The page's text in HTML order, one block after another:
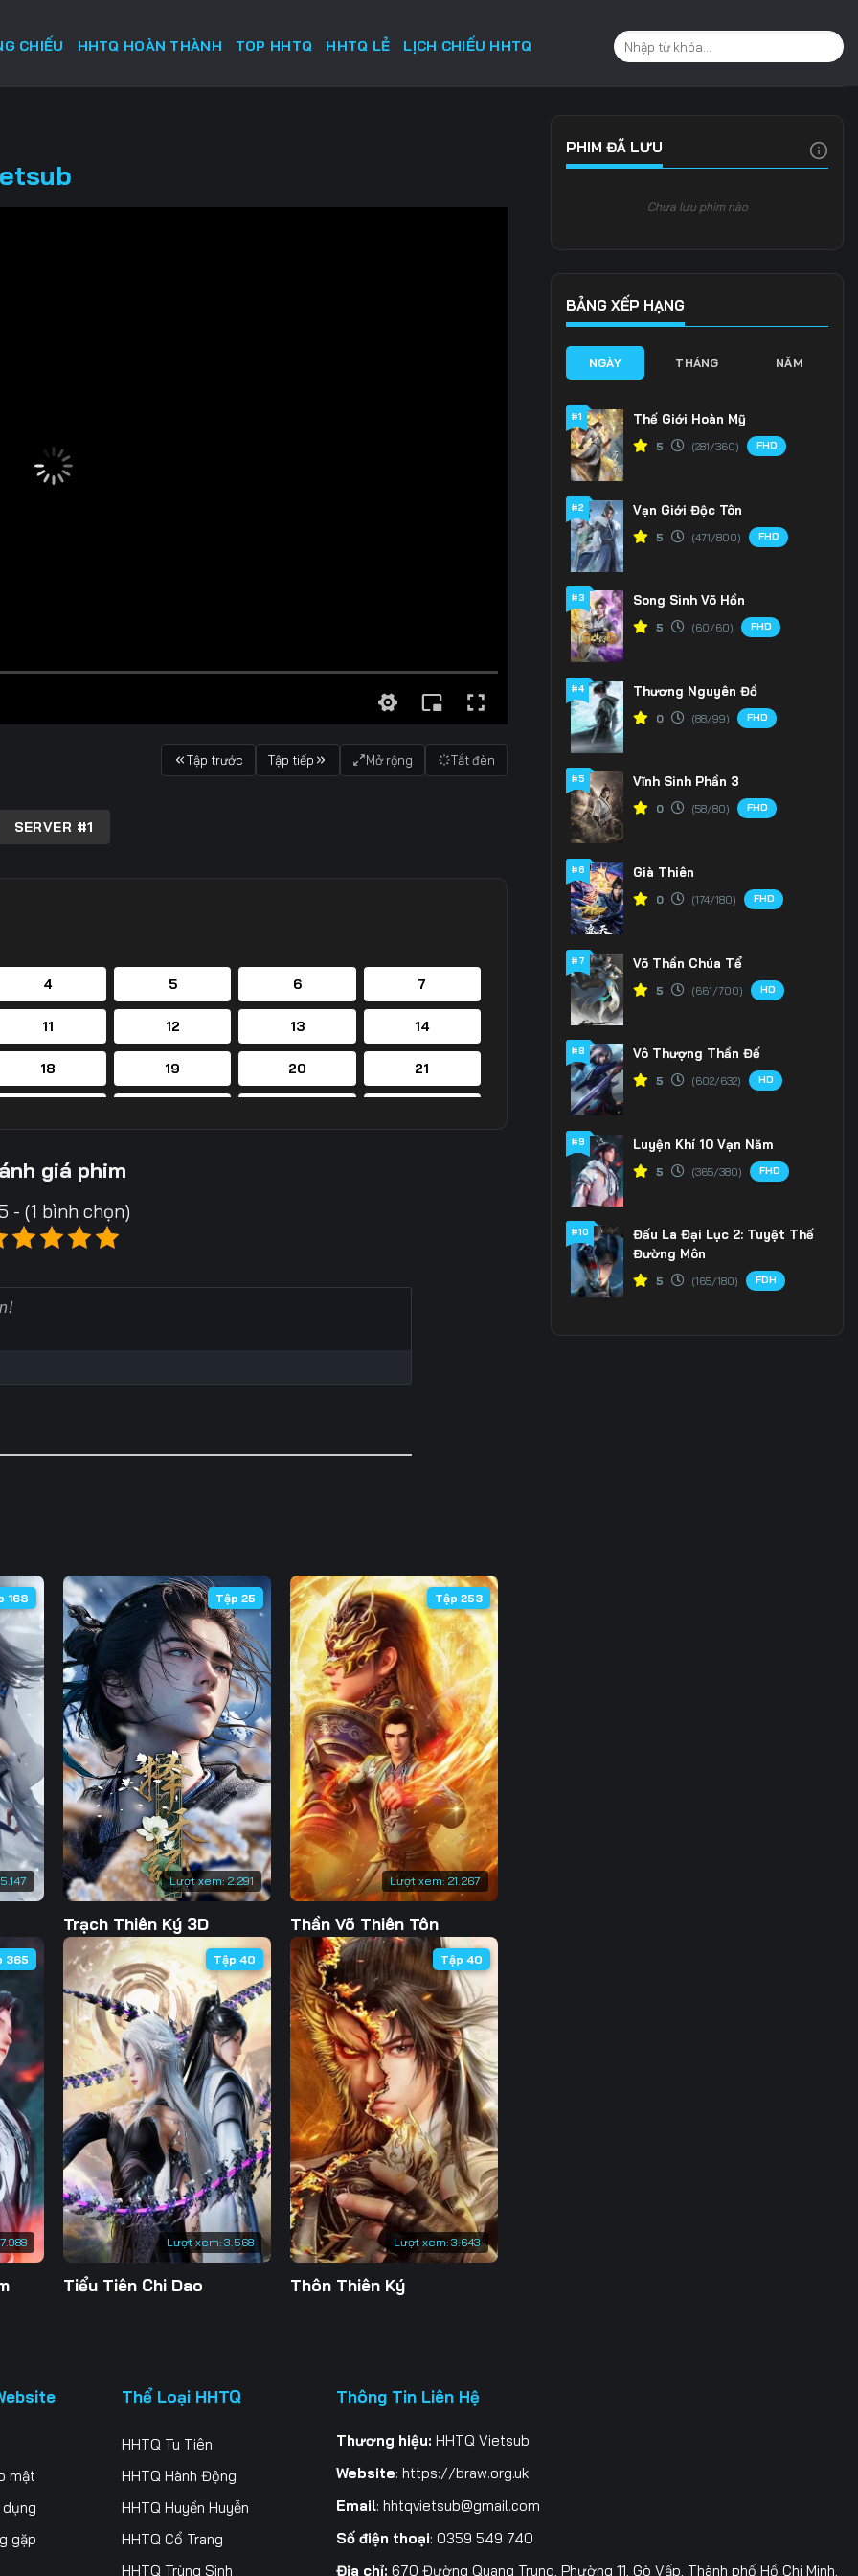
CHIẾU HHTQ HOÀN THÀNH TOP HHTQ HHTQ LẺ LỊCH CHIẾU HHTQ
Tập trước Tập tiếp Mở rộng Tắt đèn
SERVER #1
4 5 6 7
11 12 13 14
18 19 20 21
46
102 103 104 105
109 110 111 112
116 117 118 119
124 125 126
130 131 132 133
137 138 139 140
144 145 146 147
151 152 153 154
165 166 167 168
173 174 175
180 181 182
186 187 188 189
193 194 195 196
201 202 203
207 208 209 210
214 215 216 217
222 223
256 257 259
263 264 266
giá phim
- (1 bình chọn)
168
Lượt xem:2.291
Tập 25
Trạch Thiên Ký 3D
Lượt xem: 21.267
Tập 253
Thần Võ Thiên Tôn
365
Lượt xem: 3.568
Tập 40
Tiểu Tiên Chi Dao
Lượt xem: 3.643
Tập 40
Thôn Thiên Ký
PHIM ĐÃ LƯU
Chưa lưu phim nào
BẢNG XẾP HẠNG
NGÀY THÁNG NĂM
#1 Thế Giới Hoàn Mỹ
5 (281/360) FHD
#2 Vạn Giới Độc Tôn
5 (471/800) FHD
#3 Song Sinh Võ Hồn
5 (60/60) FHD
#4 Thương Nguyên Đồ
0 (88/99) FHD
#5 Vĩnh Sinh Phần 3
0 (58/80) FHD
#6 Già Thiên
0 (174/180) FHD
#7 Võ Thần Chúa Tể
5 (661/700) HD
#8 Vô Thượng Thần Đế
5 (602/632) HD
#9 Luyện Khí 10 Vạn Năm
5 (365/380) FHD
#10
Đấu La Đại Lục 2: Tuyệt Thế
Đường Môn
5 (165/180) FDH
mật
gặp
Thể Loại HHTQ
HHTQ Tu Tiên
HHTQ Hành Động
HHTQ Huyền Huyễn
HHTQ Cổ Trang
HHTQ Trùng Sinh
Thông Tin Liên Hệ
Thương hiệu: HHTQ Vietsub
Website: https://braw.org.uk
Email: hhtqvietsub@gmail.com
Số điện thoại: 0359 549 740
Địa chỉ: 670 Đường Quang Trung, Phường 11, Gò Vấp, Thành phố Hồ Chí Minh,